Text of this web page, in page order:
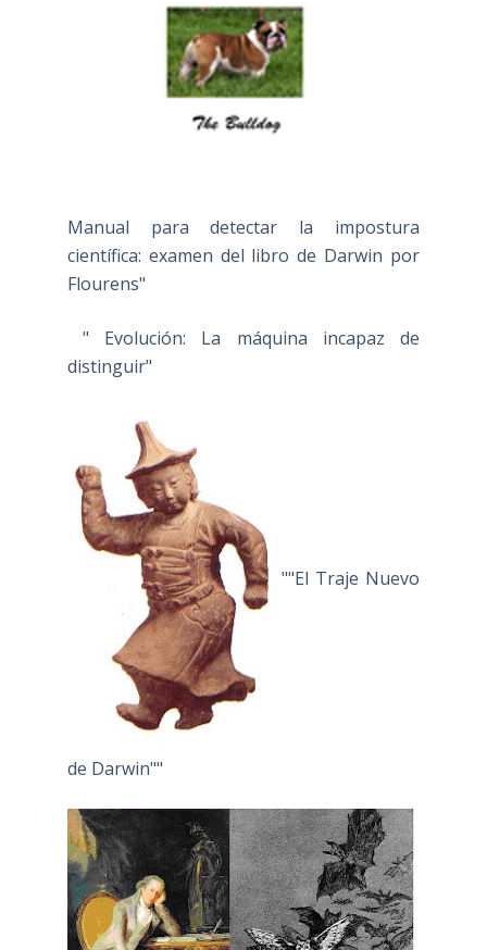
Manual para detectar la impostura
científica: examen del libro de Darwin por
Flourens"
" Evolución: La máquina incapaz de
distinguir"
""El Traje Nuevo
de Darwin""